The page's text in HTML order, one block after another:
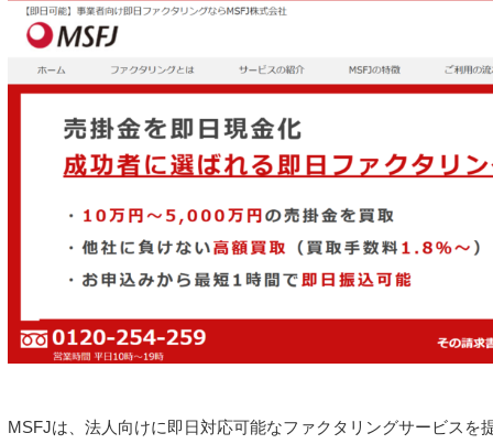
MSFJは、法人向けに即日対応可能なファクタリングサービスを